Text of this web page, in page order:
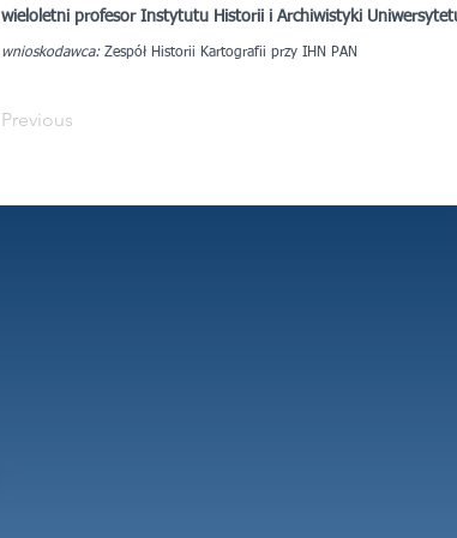
wieloletni profesor Instytutu Historii i Archiwistyki
wnioskodawca:Zespół Historii Kartografii przy IHN PAN
Previous